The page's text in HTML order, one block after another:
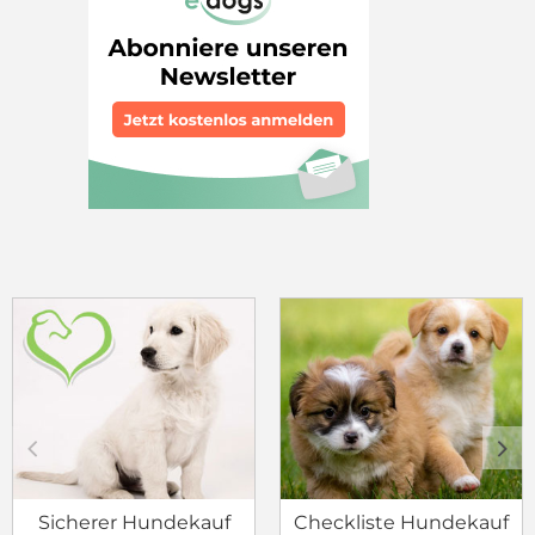
Sicherer Hundekauf Checkliste Hundekauf
c d